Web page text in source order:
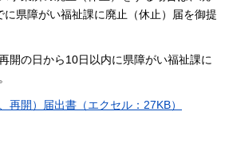
に県障がい福祉課に廃止（休止）届を御提
開の日から10日以内に県障がい福祉課に
再開）届出書（エクセル：27KB）